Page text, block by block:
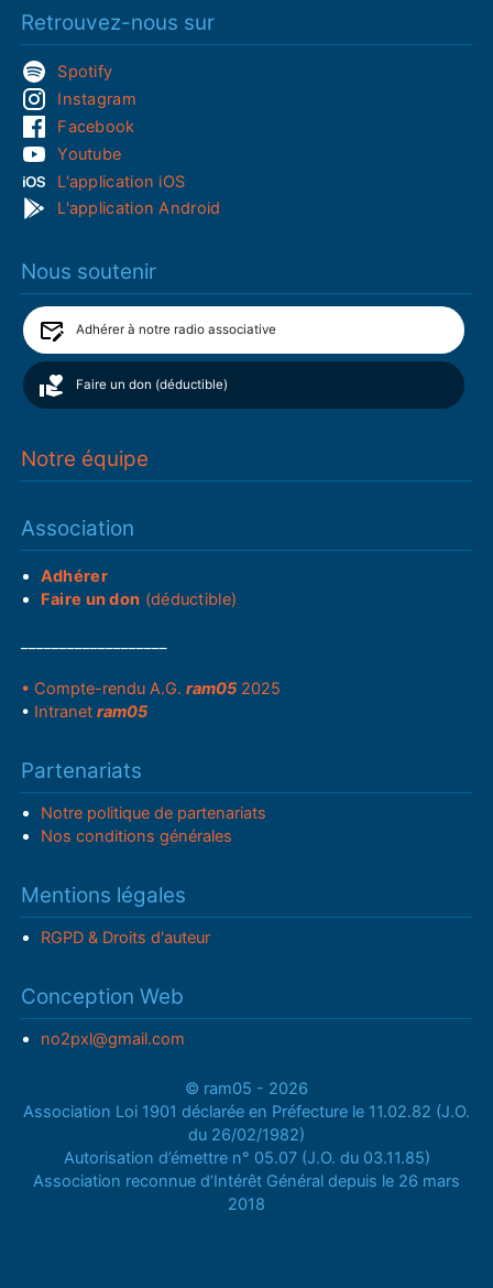
Retrouvez-nous sur
Spotify
Instagram
Facebook
Youtube
L'application iOS
L'application Android
Nous soutenir
Adhérer à notre radio associative
Faire un don (déductible)
Notre équipe
Association
Adhérer
Faire un don (déductible)
• Compte-rendu A.G.ram05 2025
• Intranetram05
Partenariats
Notre politique de partenariats
Nos conditions générales
Mentions légales
RGPD & Droits d'auteur
Conception Web
no2pxl@gmail.com
© ram05 - 2026
Association Loi 1901 déclarée en Préfecture le 11.02.82 (J.O.
du 26/02/1982)
Autorisation d’émettre n° 05.07 (J.O. du 03.11.85)
Association reconnue d’Intérêt Général depuis le 26 mars
2018